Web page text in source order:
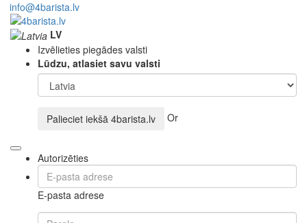
info@4barista.lv
LV
Izvēlieties piegādes valsti
Lūdzu, atlasiet savu valsti
Palieciet iekšā 4barista.lv Or
Autorizēties
E-pasta adrese